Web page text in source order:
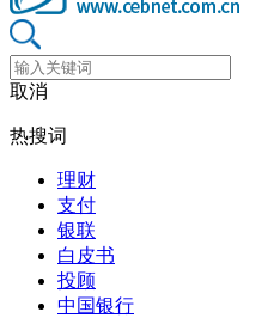
取消
热搜词
理财
支付
银联
白皮书
投顾
中国银行